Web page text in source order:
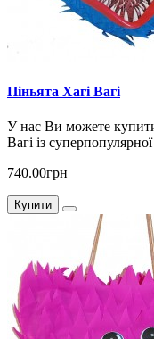
Піньята Хагі Вагі
У нас Ви можете купити
Вагі із
740.00грн
Купити